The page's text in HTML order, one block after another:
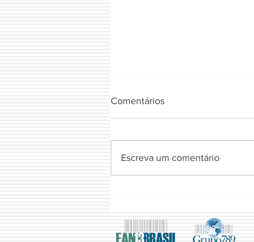
LTDA
Comentários
Escreva um comentário